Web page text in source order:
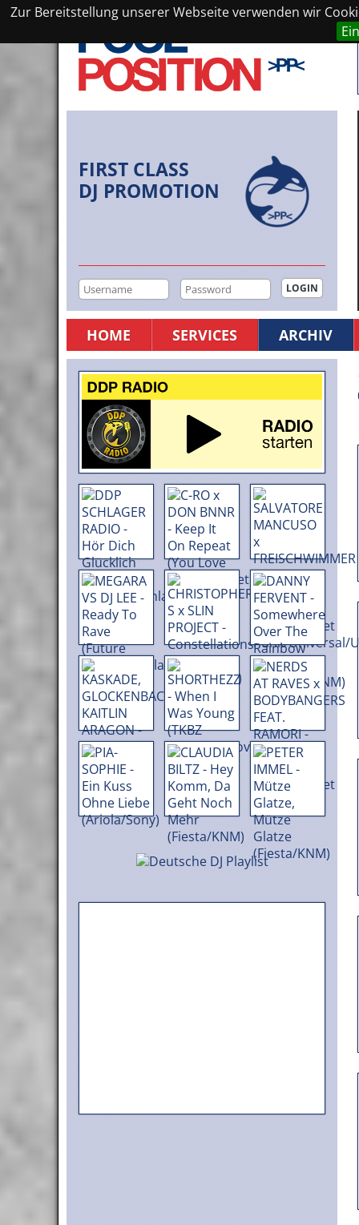
Zur Bereitstellung unserer Webseite verwenden wir
FIRST CLASS
DJ PROMOTION
HOME SERVICES ARCHIV